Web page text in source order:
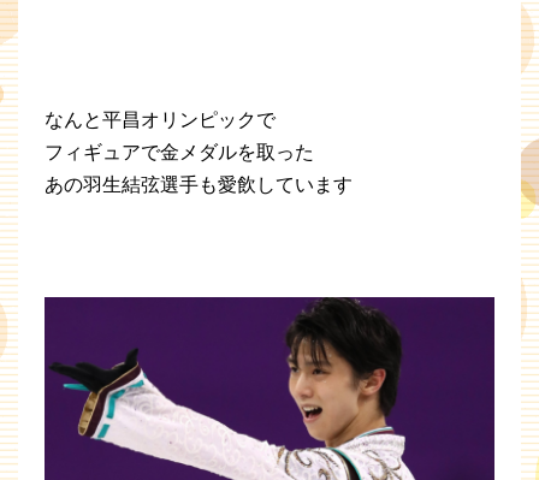
なんと平昌オリンピックで
フィギュアで金メダルを取った
あの羽生結弦選手も愛飲しています